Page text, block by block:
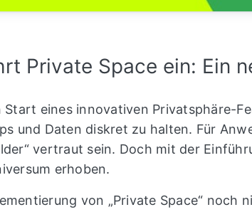
Private Space ein: Ein
eines innovativen Privatsphäre-
und Daten diskret zu halten. Für
vertraut sein. Doch mit der
erhoben.
von „Private Space“